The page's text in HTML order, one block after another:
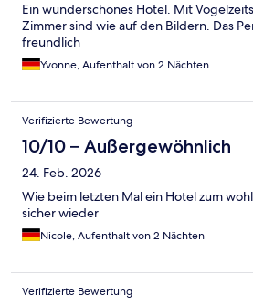
Ein wunderschönes Hotel. Mit
Zimmer sind wie auf den Bildern. Das
freundlich
Yvonne, Aufenthalt von 2 Nächten
Verifizierte Bewertung
10/10 – Außergewöhnlich
24. Feb. 2026
Wie beim letzten Mal ein Hotel zum
sicher wieder
Nicole, Aufenthalt von 2 Nächten
Verifizierte Bewertung